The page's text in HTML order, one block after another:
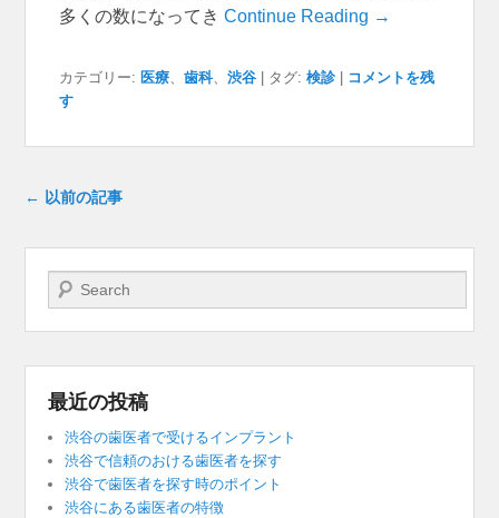
多くの数になってきContinue Reading →
カテゴリー: 医療、歯科、渋谷 タグ: 検診
コメントを残
す
投稿ナビゲーション
← 以前の記事
検索開始
最近の投稿
渋谷の歯医者で受けるインプラント
渋谷で信頼のおける歯医者を探す
渋谷で歯医者を探す時のポイント
渋谷にある歯医者の特徴